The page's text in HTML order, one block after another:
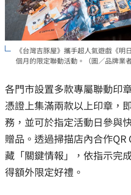
《台灣吉豚屋》攜手超人氣遊戲《明
個月的限定聯動活動。（圖／品牌業者
各門市設置多款專屬聯動印
憑證上集滿兩款以上印章，
務，並可於指定活動日參與
贈品。透過掃描店內合作QR
藏「關鍵情報」，依指示完
得額外限定好禮。